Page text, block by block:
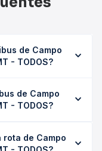
de Campo
- TODOS?
3min, podendo
(convencional,
desejada.
de Campo
- TODOS?
em média R$
rota de Campo